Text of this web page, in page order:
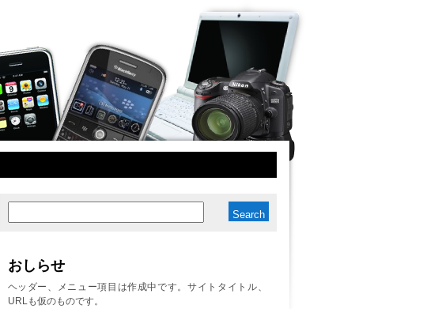
おしらせ
ヘッダー、メニュー項目は作成中です。サイトタイトル、
URLも仮のものです。